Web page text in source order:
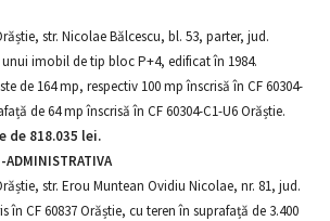
str. Nicolae Bălcescu, bl. 53, parter, jud.
imobil de tip bloc P+4, edificat în 1984.
de 164 mp, respectiv 100 mp înscrisă în CF 60304-
de 64 mp înscrisă în CF 60304-C1-U6 Orăștie.
de 818.035 lei.
str. Erou Muntean Ovidiu Nicolae, nr. 81, jud.
în CF 60837 Orăștie, cu teren în suprafață de 3.400